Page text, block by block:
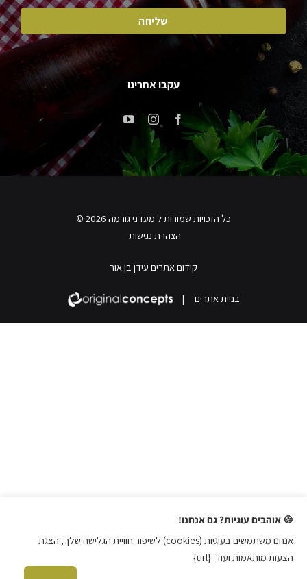
עקבו אחרינו
כל הזכויות שמורות ל מעדני גורמה 2026 ©
הצהרת נגישות
קידום אתרים עידן בן אור
בניית אתרים |
🍪 אוהבים עוגיות? גם אנחנו!
אנחנו משתמשים בעוגיות (cookies) לשיפור חוויית הגלישה שלך, הצגת
הצעות מותאמות ועוד. {url}